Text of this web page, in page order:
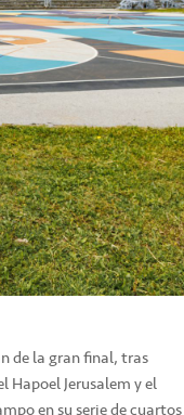
de la gran final, tras
Hapoel Jerusalem y el
en su serie de cuartos